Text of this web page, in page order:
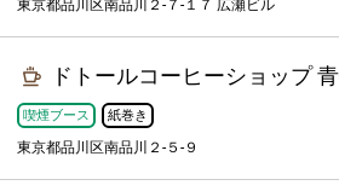
東京都品川区南品川２-７-１７ 広瀬ビル
ドトールコーヒーショップ
喫煙ブース 紙巻き
東京都品川区南品川２-５-９